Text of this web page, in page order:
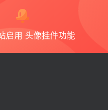
看.
请用户自负。本站信息来自网络，
，购买注册，得到更好的正版服务。
原理，通过安装、显示、传输或者
趣，还请支持正版。
启用 头像挂件功能